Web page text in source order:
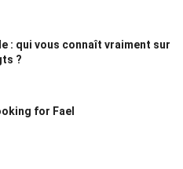
: qui vous connaît vraiment sur
?
for Fael